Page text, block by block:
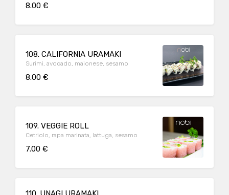
8.00 €
108. CALIFORNIA URAMAKI
Surimi, avocado, maionese, sesamo
8.00 €
109. VEGGIE ROLL
Cetriolo, rapa marinata, lattuga, sesamo
7.00 €